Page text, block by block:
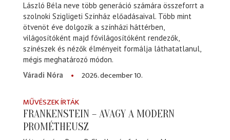
László Béla neve több generáció számára összeforrt a
szolnoki Szigligeti Színház előadásaival. Több mint
ötvenöt éve dolgozik a színházi háttérben,
világosítóként majd fővilágosítóként rendezők,
színészek és nézők élményeit formálja láthatatlanul,
mégis meghatározó módon.
Váradi Nóra
2026. december 10.
MŰVÉSZEK ÍRTÁK
FRANKENSTEIN – AVAGY A MODERN
PROMÉTHEUSZ